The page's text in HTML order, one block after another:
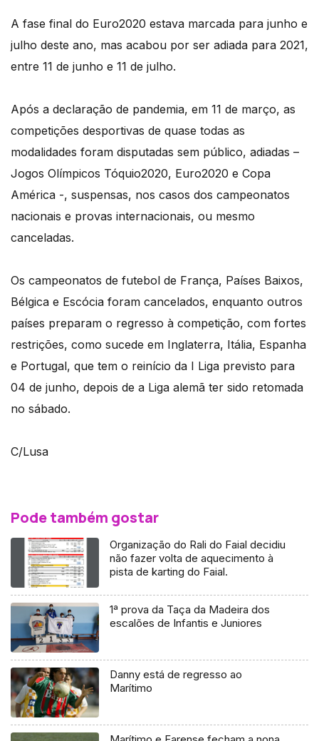
A fase final do Euro2020 estava marcada para junho e
julho deste ano, mas acabou por ser adiada para 2021,
entre 11 de junho e 11 de julho.
Após a declaração de pandemia, em 11 de março, as
competições desportivas de quase todas as
modalidades foram disputadas sem público, adiadas –
Jogos Olímpicos Tóquio2020, Euro2020 e Copa
América -, suspensas, nos casos dos campeonatos
nacionais e provas internacionais, ou mesmo
canceladas.
Os campeonatos de futebol de França, Países Baixos,
Bélgica e Escócia foram cancelados, enquanto outros
países preparam o regresso à competição, com fortes
restrições, como sucede em Inglaterra, Itália, Espanha
e Portugal, que tem o reinício da I Liga previsto para
04 de junho, depois de a Liga alemã ter sido retomada
no sábado.
C/Lusa
Pode também gostar
Organização do Rali do Faial decidiu
não fazer volta de aquecimento à
pista de karting do Faial.
1ª prova da Taça da Madeira dos
escalões de Infantis e Juniores
Danny está de regresso ao
Marítimo